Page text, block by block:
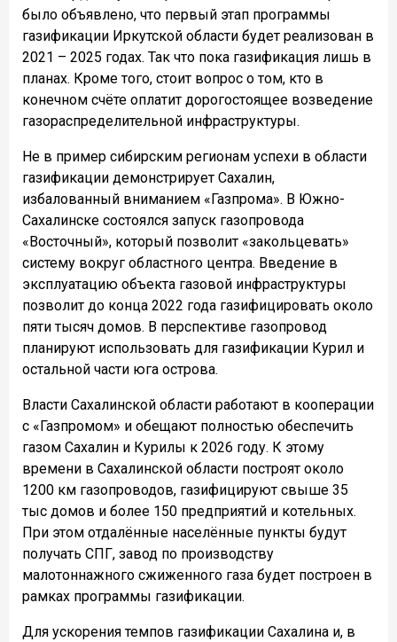
было объявлено, что первый этап программы
газификации Иркутской области будет реализован в
2021 – 2025 годах. Так что пока газификация лишь в
планах. Кроме того, стоит вопрос о том, кто в
конечном счёте оплатит дорогостоящее возведение
газораспределительной инфраструктуры.
Не в пример сибирским регионам успехи в области
газификации демонстрирует Сахалин,
избалованный вниманием «Газпрома». В Южно-
Сахалинске состоялся запуск газопровода
«Восточный», который позволит «закольцевать»
систему вокруг областного центра. Введение в
эксплуатацию объекта газовой инфраструктуры
позволит до конца 2022 года газифицировать около
пяти тысяч домов. В перспективе газопровод
планируют использовать для газификации Курил и
остальной части юга острова.
Власти Сахалинской области работают в кооперации
с «Газпромом» и обещают полностью обеспечить
газом Сахалин и Курилы к 2026 году. К этому
времени в Сахалинской области построят около
1200 км газопроводов, газифицируют свыше 35
тыс домов и более 150 предприятий и котельных.
При этом отдалённые населённые пункты будут
получать СПГ, завод по производству
малотоннажного сжиженного газа будет построен в
рамках программы газификации.
Для ускорения темпов газификации Сахалина и, в